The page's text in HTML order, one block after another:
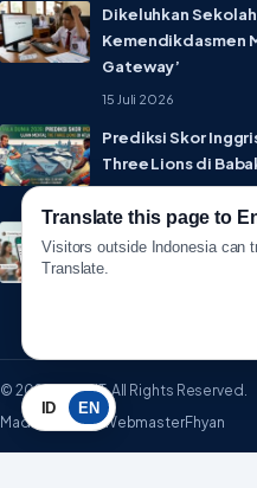
Dikeluhkan
Kemendikdasmen
Gateway’
15 Juli 2026
Prediksi Skor
Three Lions di
Tak Perlu Lagi Sebar
© 2026 WartaIT. All Rights Reserved.
Made with ♥ by WebmasterFhyan
ID EN
Translate this page to
Visitors outside Indonesia can
Translate.